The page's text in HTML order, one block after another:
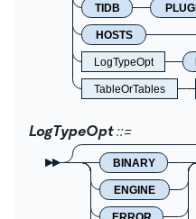
TIDB
HOSTS
LogTypeOpt
TableOrTables
LogTypeOpt
BINARY
ENGINE